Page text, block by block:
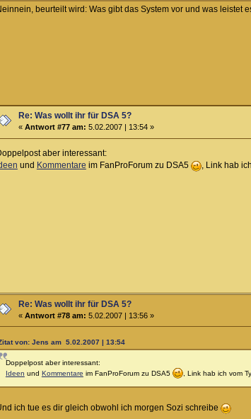
beurteilt wird: Was gibt das System vor und was leistet
Re: Was wollt ihr für DSA 5?
«Antwort #77 am: 5.02.2007 | 13:54 »
aber interessant:
und Kommentare im FanProForum zu DSA5 , Link hab
Re: Was wollt ihr für DSA 5?
«Antwort #78 am: 5.02.2007 | 13:56 »
von: Jens am 5.02.2007 | 13:54
Doppelpost aber interessant:
Ideen und Kommentare im FanProForum zu DSA5 , Link hab ich vom
ich tue es dir gleich obwohl ich morgen Sozi schreibe